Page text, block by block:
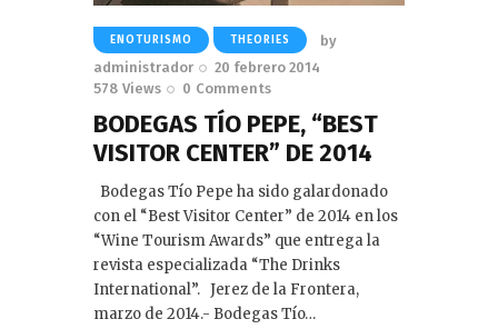
ENOTURISMO THEORIES
by
administrador
20 febrero 2014
578 Views 0 Comments
BODEGAS TÍO PEPE, “BEST
VISITOR CENTER” DE 2014
Bodegas Tío Pepe ha sido galardonado
con el “Best Visitor Center” de 2014 en los
“Wine Tourism Awards” que entrega la
revista especializada “The Drinks
International”. Jerez de la Frontera,
marzo de 2014.- Bodegas Tío…